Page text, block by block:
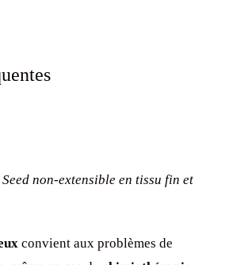
non-extensible en tissu fin et
convient aux problèmes de